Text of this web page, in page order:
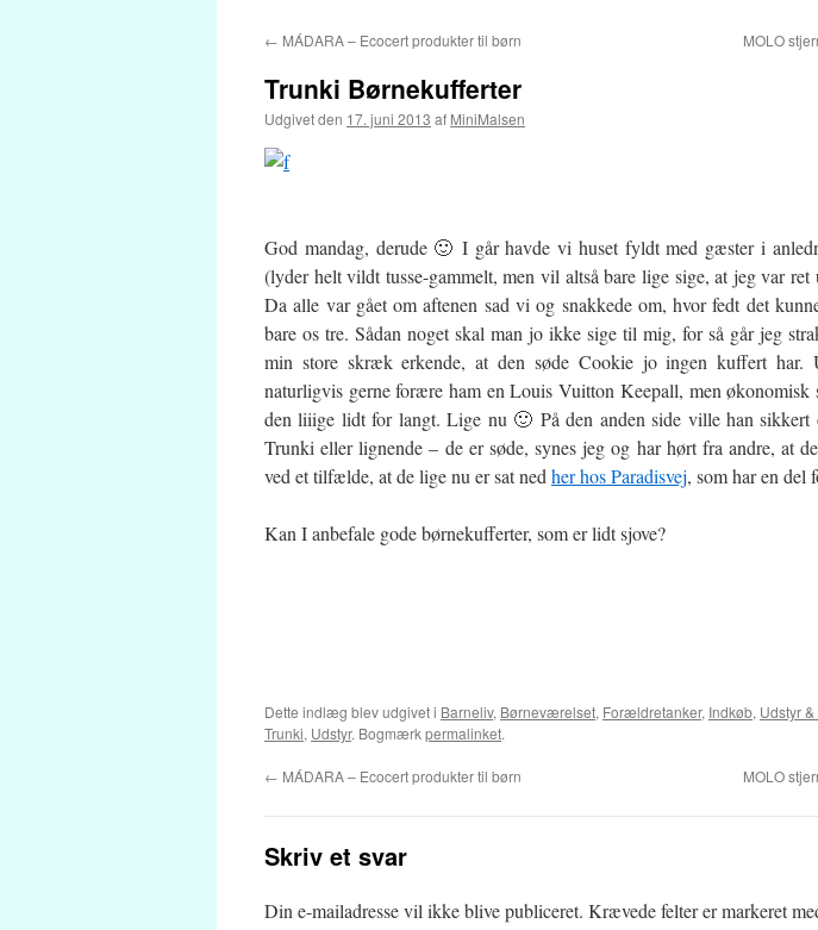
← MÁDARA – Ecocert produkter til børn MOLO
Trunki Børnekufferter
Udgivet den 17. juni 2013 af MiniMalsen
God mandag, derude 🙂 I går havde vi huset fyldt med gæster i
(lyder helt vildt tusse-gammelt, men vil altså bare lige sige, at jeg var
Da alle var gået om aftenen sad vi og snakkede om, hvor fedt det
bare os tre. Sådan noget skal man jo ikke sige til mig, for så går jeg
min store skræk erkende, at den søde Cookie jo ingen kuffert har.
naturligvis gerne forære ham en Louis Vuitton Keepall, men økonomisk
den liiige lidt for langt. Lige nu 🙂 På den anden side ville han sikkert
Trunki eller lignende – de er søde, synes jeg og har hørt fra andre, at
ved et tilfælde, at de lige nu er sat ned her hos Paradisvej, som har en del
Kan I anbefale gode børnekufferter, som er lidt sjove?
Dette indlæg blev udgivet i Barneliv, Børneværelset, Forældretanker, Indkøb, Udstyr
Trunki, Udstyr. Bogmærkpermalinket.
← MÁDARA – Ecocert produkter til børn MOLO
Skriv et svar
Din e-mailadresse vil ikke blive publiceret. Krævede felter er markeret